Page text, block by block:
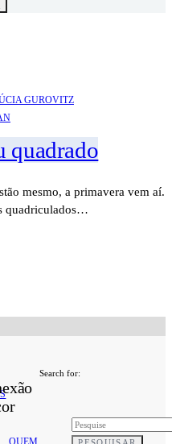
GUROVITZ
quadrado
mesmo, a primavera vem aí.
quadriculados…
Search for:
PESQUISAR